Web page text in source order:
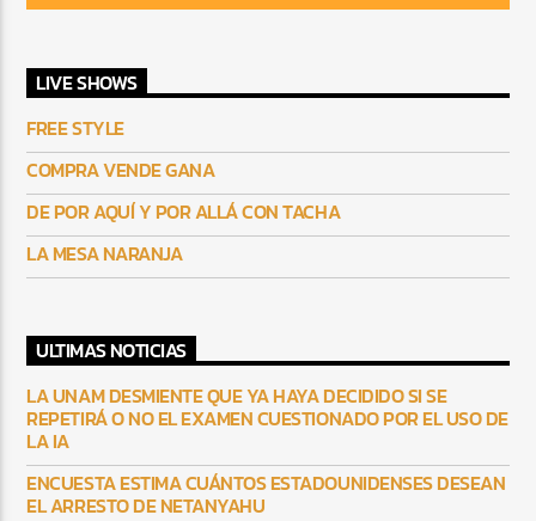
LIVE SHOWS
FREE STYLE
COMPRA VENDE GANA
DE POR AQUÍ Y POR ALLÁ CON TACHA
LA MESA NARANJA
ULTIMAS NOTICIAS
LA UNAM DESMIENTE QUE YA HAYA DECIDIDO SI SE
REPETIRÁ O NO EL EXAMEN CUESTIONADO POR EL USO DE
LA IA
ENCUESTA ESTIMA CUÁNTOS ESTADOUNIDENSES DESEAN
EL ARRESTO DE NETANYAHU